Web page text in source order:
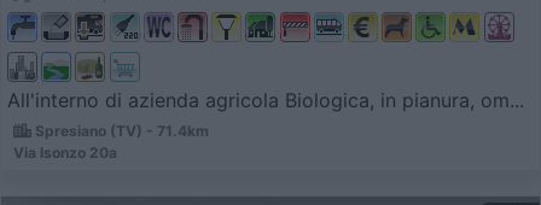
All'interno di azienda agricola Biologica, in pianura, om...
Spresiano (TV) - 71.4km
Via Isonzo 20a